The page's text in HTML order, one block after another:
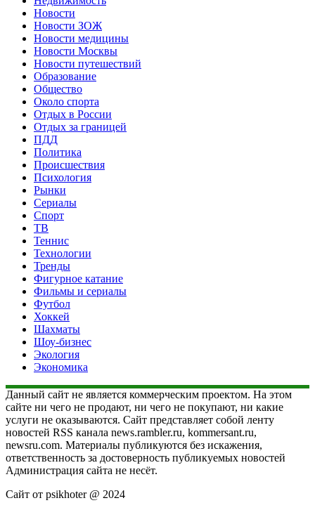
Новости
Новости ЗОЖ
Новости медицины
Новости Москвы
Новости путешествий
Образование
Общество
Около спорта
Отдых в России
Отдых за границей
ПДД
Политика
Происшествия
Психология
Рынки
Сериалы
Спорт
ТВ
Теннис
Технологии
Тренды
Фигурное катание
Фильмы и сериалы
Футбол
Хоккей
Шахматы
Шоу-бизнес
Экология
Экономика
Данный сайт не является коммерческим проектом. На этом
сайте ни чего не продают, ни чего не покупают, ни какие
услуги не оказываются. Сайт представляет собой ленту
новостей RSS канала news.rambler.ru, kommersant.ru,
newsru.com. Материалы публикуются без искажения,
ответственность за достоверность публикуемых новостей
Администрация сайта не несёт.
Сайт от psikhoter @ 2024